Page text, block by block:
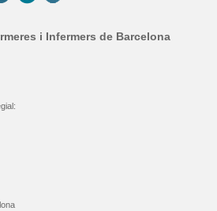
i Infermers de Barcelona